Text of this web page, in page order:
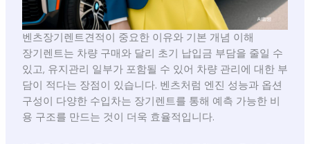
벤츠장기렌트견적이 중요한 이유와 기본 개념 이해
장기렌트는 차량 구매와 달리 초기 납입금 부담을 줄일 수
있고, 유지관리 일부가 포함될 수 있어 차량 관리에 대한 부
담이 적다는 장점이 있습니다. 벤츠처럼 엔진 성능과 옵션
구성이 다양한 수입차는 장기렌트를 통해 예측 가능한 비
용 구조를 만드는 것이 더욱 효율적입니다.